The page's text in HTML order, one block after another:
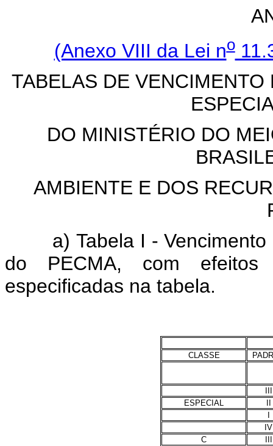
(Anexo VIII da Lei no
TABELAS DE
DO MINISTÉRIO DO
AMBIENTE E DOS
a) Tabela I - Vencimento
do PECMA, com
especificadas na tabela.
CLASSE
III
ESPECIAL
II
I
IV
C
III